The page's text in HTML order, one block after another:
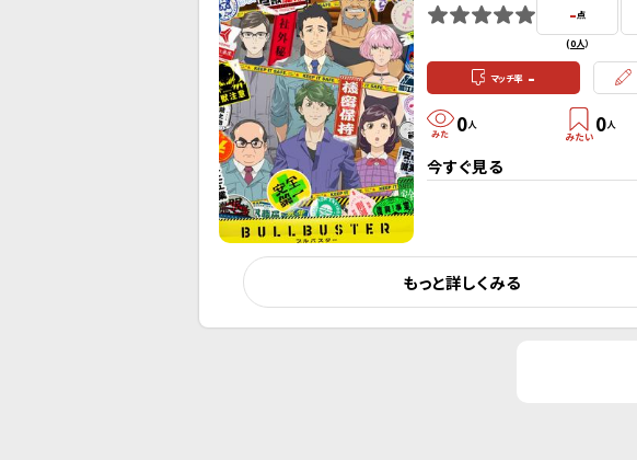
-点
(0人）
マッチ率 -
0人 0人
今すぐ見る
もっと詳しくみる